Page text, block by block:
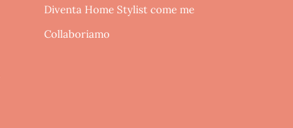
Diventa Home Stylist come me
Collaboriamo